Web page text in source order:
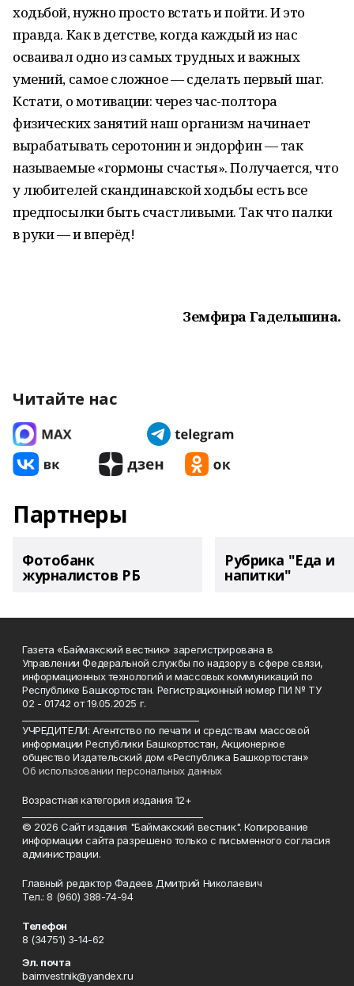
ходьбой, нужно просто встать и пойти. И это
правда. Как в детстве, когда каждый из нас
осваивал одно из самых трудных и важных
умений, самое сложное — сделать первый шаг.
Кстати, о мотивации: через час-полтора
физических занятий наш организм начинает
вырабатывать серотонин и эндорфин — так
называемые «гормоны счастья». Получается, что
у любителей скандинавской ходьбы есть все
предпосылки быть счастливыми. Так что палки
в руки — и вперёд!
Земфира Гадельшина.
Читайте нас
Партнеры
Фотобанк
журналистов РБ
Рубрика "Еда и
напитки"
Газета «Баймакский вестник» зарегистрирована в
Управлении Федеральной службы по надзору в сфере связи,
информационных технологий и массовых коммуникаций по
Республике Башкортостан. Регистрационный номер ПИ № ТУ
02 - 01742 от 19.05.2025 г.
УЧРЕДИТЕЛИ: Агентство по печати и средствам массовой
информации Республики Башкортостан, Акционерное
общество Издательский дом «Республика Башкортостан»
Об использовании персональных данных
Возрастная категория издания 12+
© 2026 Сайт издания "Баймакский вестник". Копирование
информации сайта разрешено только с письменного согласия
администрации.
Главный редактор Фадеев Дмитрий Николаевич
Тел.: 8 (960) 388-74-94
Телефон
8 (34751) 3-14-62
Эл. почта
baimvestnik@yandex.ru